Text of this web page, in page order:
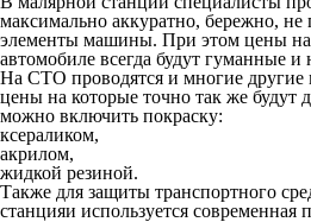
максимально аккуратно, бережно, не
элементы машины. При этом цены на
автомобиле всегда будут гуманные и
На СТО проводятся и многие другие
цены на которые точно так же будут
можно включить покраску:
ксераликом,
акрилом,
жидкой резиной.
Также для защиты транспортного
станцияи используется современная